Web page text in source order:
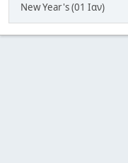
New Year's (01 Ιαν)